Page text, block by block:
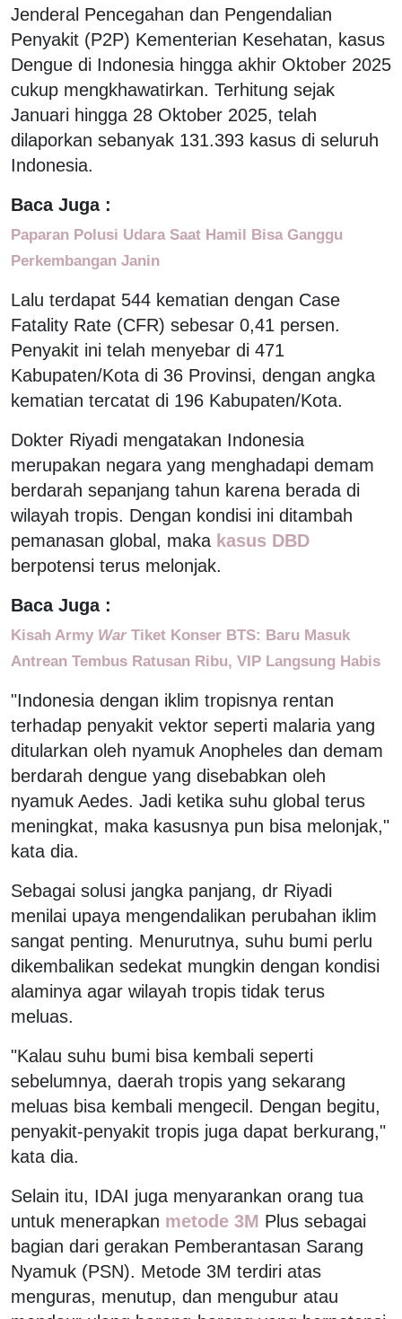
Jenderal Pencegahan dan Pengendalian
Penyakit (P2P) Kementerian Kesehatan, kasus
Dengue di Indonesia hingga akhir Oktober 2025
cukup mengkhawatirkan. Terhitung sejak
Januari hingga 28 Oktober 2025, telah
dilaporkan sebanyak 131.393 kasus di seluruh
Indonesia.
Baca Juga :
Paparan Polusi Udara Saat Hamil Bisa Ganggu
Perkembangan Janin
Lalu terdapat 544 kematian dengan Case
Fatality Rate (CFR) sebesar 0,41 persen.
Penyakit ini telah menyebar di 471
Kabupaten/Kota di 36 Provinsi, dengan angka
kematian tercatat di 196 Kabupaten/Kota.
Dokter Riyadi mengatakan Indonesia
merupakan negara yang menghadapi demam
berdarah sepanjang tahun karena berada di
wilayah tropis. Dengan kondisi ini ditambah
pemanasan global, maka kasus DBD
berpotensi terus melonjak.
Baca Juga :
Kisah Army War Tiket Konser BTS: Baru Masuk
Antrean Tembus Ratusan Ribu, VIP Langsung Habis
"Indonesia dengan iklim tropisnya rentan
terhadap penyakit vektor seperti malaria yang
ditularkan oleh nyamuk Anopheles dan demam
berdarah dengue yang disebabkan oleh
nyamuk Aedes. Jadi ketika suhu global terus
meningkat, maka kasusnya pun bisa melonjak,"
kata dia.
Sebagai solusi jangka panjang, dr Riyadi
menilai upaya mengendalikan perubahan iklim
sangat penting. Menurutnya, suhu bumi perlu
dikembalikan sedekat mungkin dengan kondisi
alaminya agar wilayah tropis tidak terus
meluas.
"Kalau suhu bumi bisa kembali seperti
sebelumnya, daerah tropis yang sekarang
meluas bisa kembali mengecil. Dengan begitu,
penyakit-penyakit tropis juga dapat berkurang,"
kata dia.
Selain itu, IDAI juga menyarankan orang tua
untuk menerapkan metode 3M Plus sebagai
bagian dari gerakan Pemberantasan Sarang
Nyamuk (PSN). Metode 3M terdiri atas
menguras, menutup, dan mengubur atau